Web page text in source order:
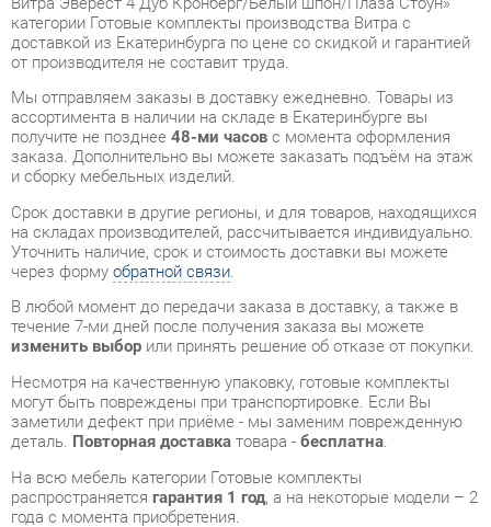
Мы отправляем заказы в доставку ежедневно. Товары из
ассортимента в наличии на складе в Екатеринбурге вы
получите не позднее48-ми часовс момента оформления
и сборку мебельных изделий.
Срок доставки в другие регионы, и для товаров, находящихся
на складах производителей, рассчитывается индивидуально.
Уточнить наличие, срок и стоимость доставки вы можете
через форму обратной связи
В любой момент до передачи заказа в доставку, а также в
течение 7-ми дней после получения заказа вы можете
изменить выборили принять решение об отказе от покупки.
Несмотря на качественную упаковку, готовые комплекты
могут быть повреждены при транспортировке. Если Вы
заметили дефект при приёме - мы заменим поврежденную
деталь.Повторная доставка товара -бесплатна.
На всю мебель категории Готовые комплекты
распространяетсягарантия 1 год, а на некоторые модели – 2
года с момента приобретения.
Кронберг/Белый шпон/Плаза Стоун- это качественное
изделие производстваВитра , соответствующее
современному государственному стандарту.